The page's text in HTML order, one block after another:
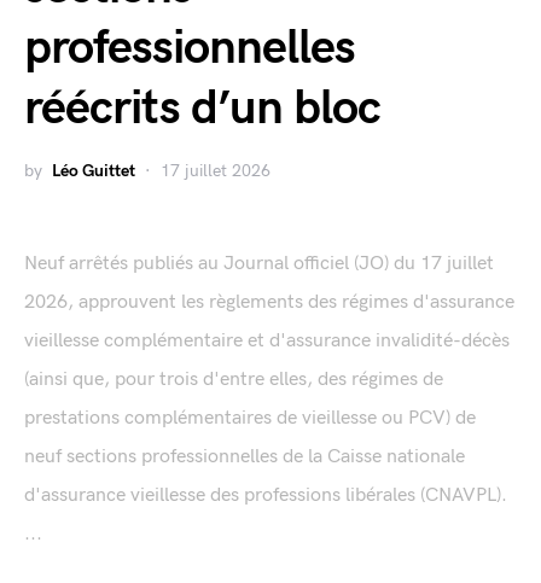
professionnelles
réécrits d’un bloc
by Léo Guittet 17 juillet 2026
Neuf arrêtés publiés au Journal officiel (JO) du 17 juillet
2026, approuvent les règlements des régimes d'assurance
vieillesse complémentaire et d'assurance invalidité-décès
(ainsi que, pour trois d'entre elles, des régimes de
prestations complémentaires de vieillesse ou PCV) de
neuf sections professionnelles de la Caisse nationale
d'assurance vieillesse des professions libérales (CNAVPL).
...